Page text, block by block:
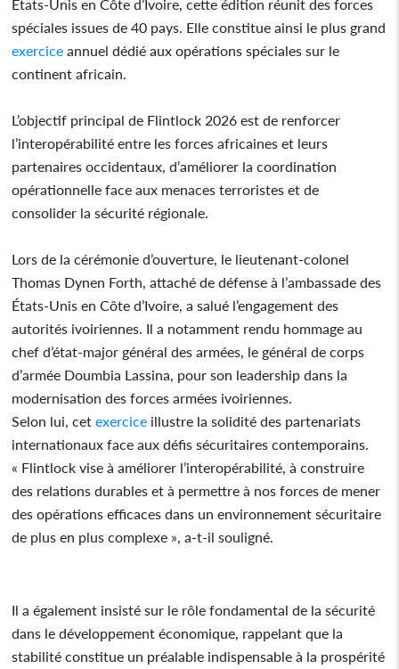
États-Unis en Côte d’Ivoire, cette édition réunit des forces
spéciales issues de 40 pays. Elle constitue ainsi le plus grand
exercice annuel dédié aux opérations spéciales sur le
continent africain.
L’objectif principal de Flintlock 2026 est de renforcer
l’interopérabilité entre les forces africaines et leurs
partenaires occidentaux, d’améliorer la coordination
opérationnelle face aux menaces terroristes et de
consolider la sécurité régionale.
Lors de la cérémonie d’ouverture, le lieutenant-colonel
Thomas Dynen Forth, attaché de défense à l’ambassade des
États-Unis en Côte d’Ivoire, a salué l’engagement des
autorités ivoiriennes. Il a notamment rendu hommage au
chef d’état-major général des armées, le général de corps
d’armée Doumbia Lassina, pour son leadership dans la
modernisation des forces armées ivoiriennes.
Selon lui, cet exercice illustre la solidité des partenariats
internationaux face aux défis sécuritaires contemporains.
« Flintlock vise à améliorer l’interopérabilité, à construire
des relations durables et à permettre à nos forces de mener
des opérations efficaces dans un environnement sécuritaire
de plus en plus complexe », a-t-il souligné.
Il a également insisté sur le rôle fondamental de la sécurité
dans le développement économique, rappelant que la
stabilité constitue un préalable indispensable à la prospérité